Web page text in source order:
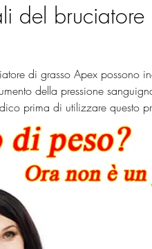
del
di grasso Apex possono
della pressione
prima di utilizzare questo